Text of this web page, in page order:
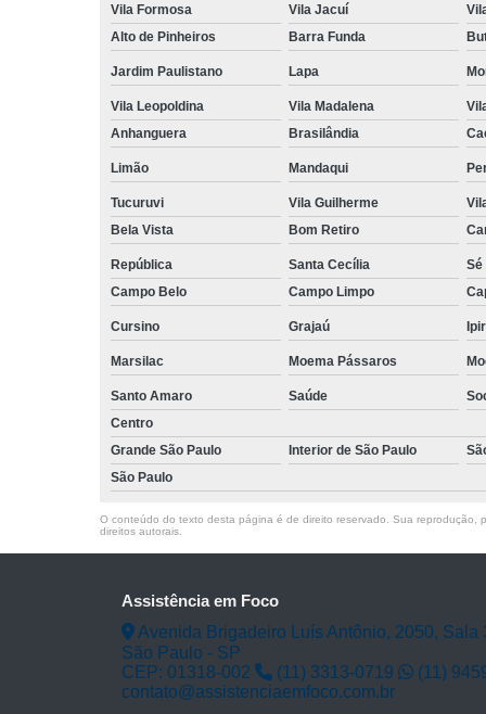
Vila Formosa Vila Jacuí
Alto de Pinheiros
Barra Funda
Jardim Paulistano Lapa
Vila Leopoldina Vila Madalena
Anhanguera
Brasilândia
Limão Mandaqui
Tucuruvi Vila Guilherme
Bela Vista
Bom Retiro
República Santa Cecília
Sé
Campo Belo
Campo Limpo
Cursino Grajaú
Marsilac Moema Pássaros
Santo Amaro Saúde
Centro
Grande São Paulo
Interior de São Paulo
São Paulo
O conteúdo do texto desta página é de direito reservado. Sua reprodução,
direitos autorais
Assistência em Foco
Avenida Brigadeiro Luís Antônio, 2050, Sala
São Paulo - SP
CEP: 01318-002
(11) 3313-0719
(11)
contato@assistenciaemfoco.com.br